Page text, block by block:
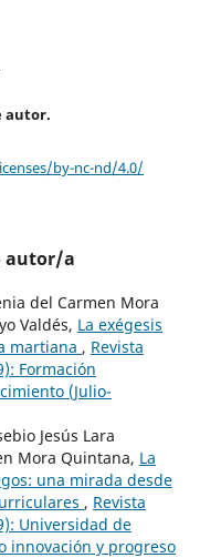
autor.
by-nc-nd/4.0/
autor/a
del Carmen Mora
Valdés, La exégesis
martiana , Revista
Formación
(Julio-
Jesús Lara
Mora Quintana, La
una mirada desde
, Revista
Universidad de
innovación y progreso